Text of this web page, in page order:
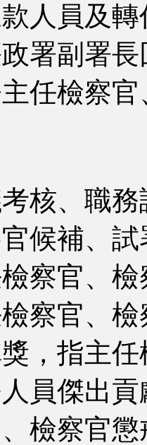
員及轉
署副署
任檢察
、職務
補、試
官、檢
官、檢
指主任
員傑出
檢察官